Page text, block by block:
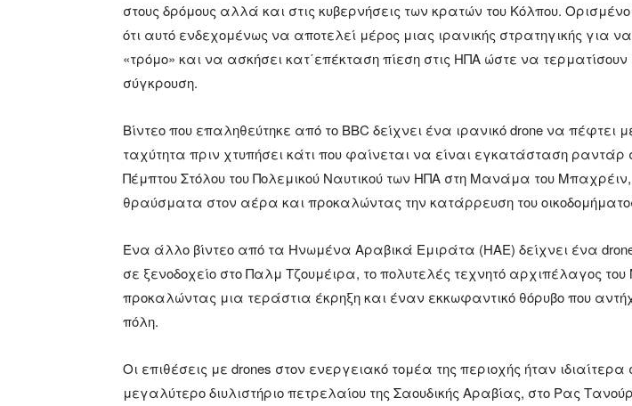
στους δρόμους αλλά και στις κυβερνήσεις των κρατών του Κόλπου. Ορισμένοι
ότι αυτό ενδεχομένως να αποτελεί μέρος μιας ιρανικής στρατηγικής για
«τρόμο» και να ασκήσει κατ΄επέκταση πίεση στις ΗΠΑ ώστε να
σύγκρουση.
Βίντεο που επαληθεύτηκε από το BBC δείχνει ένα ιρανικό drone να πέφτει
ταχύτητα πριν χτυπήσει κάτι που φαίνεται να είναι εγκατάσταση ραντάρ
Πέμπτου Στόλου του Πολεμικού Ναυτικού των ΗΠΑ στη Μανάμα του Μπαχρέιν,
θραύσματα στον αέρα και προκαλώντας την κατάρρευση του
Ένα άλλο βίντεο από τα Ηνωμένα Αραβικά Εμιράτα (ΗΑΕ) δείχνει ένα
σε ξενοδοχείο στο Παλμ Τζουμέιρα, το πολυτελές τεχνητό αρχιπέλαγος του
προκαλώντας μια τεράστια έκρηξη και έναν εκκωφαντικό θόρυβο που
πόλη.
Οι επιθέσεις με drones στον ενεργειακό τομέα της περιοχής ήταν ιδιαίτερα
μεγαλύτερο διυλιστήριο πετρελαίου της Σαουδικής Αραβίας, στο Ρας